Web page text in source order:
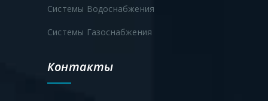
Системы Водоснабжения
Системы Газоснабжения
Контакты